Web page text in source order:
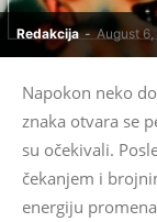
Redakcija - August
Napokon neko
znaka otvara se
su očekivali.
čekanjem i
energiju